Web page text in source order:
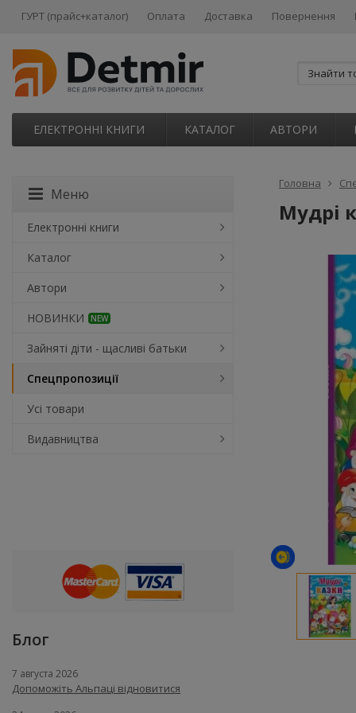
ГУРТ (прайс+каталог) Оплата Доставка Повернення
ЕЛЕКТРОННІ КНИГИ КАТАЛОГ АВТОРИ
Головна
Мудрі
Меню
Електронні книги
Каталог
Автори
НОВИНКИ
NEW
Зайняті діти - щасливі батьки
Спецпропозиції
Усі товари
Видавництва
Блог
7 августа 2026
Допоможіть Альпаці відновитися